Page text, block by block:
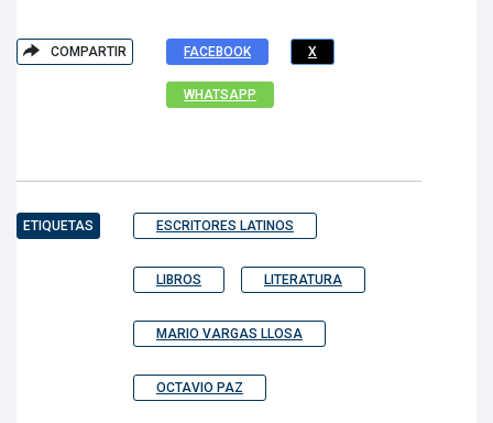
COMPARTIR FACEBOOK X
WHATSAPP
ETIQUETAS ESCRITORES LATINOS
LIBROS LITERATURA
MARIO VARGAS LLOSA
OCTAVIO PAZ